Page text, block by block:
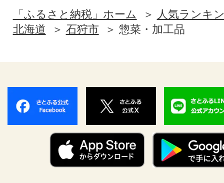
「ふるさと納税」ホーム
人気ランキ
北海道
石狩市 惣菜・加工品